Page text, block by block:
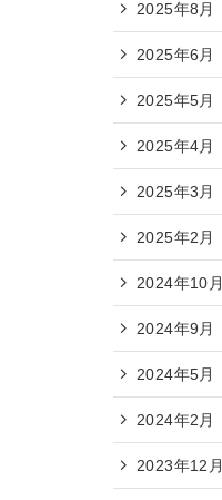
2025年8月
2025年6月
2025年5月
2025年4月
2025年3月
2025年2月
2024年10月
2024年9月
2024年5月
2024年2月
2023年12月